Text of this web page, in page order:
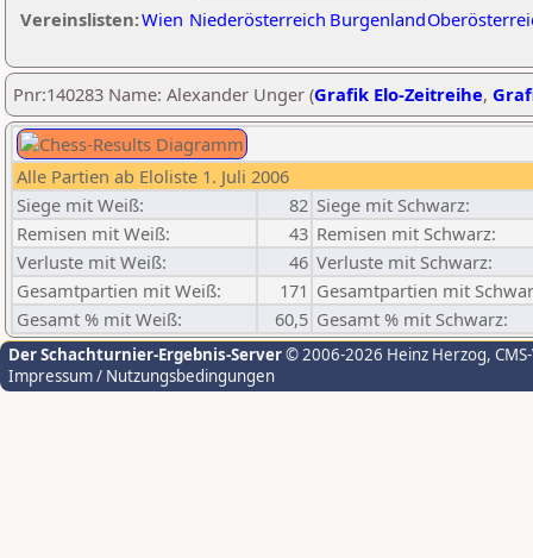
Vereinslisten:Wien Niederösterreich Burgenland
Pnr:140283 Name: Alexander Unger (Grafik Elo-Zeitreihe,
Alle Partien ab Eloliste 1. Juli 2006
Siege mit Weiß:
82 Siege mit Schwarz:
Remisen mit Weiß:
43 Remisen mit Schwarz:
Verluste mit Weiß:
46 Verluste mit Schwarz:
Gesamtpartien mit Weiß:
171 Gesamtpartien mit
Gesamt % mit Weiß:
60,5 Gesamt % mit Schwarz:
Der Schachturnier-Ergebnis-Server© 2006-2026 Heinz Herzog,
Impressum / Nutzungsbedingungen